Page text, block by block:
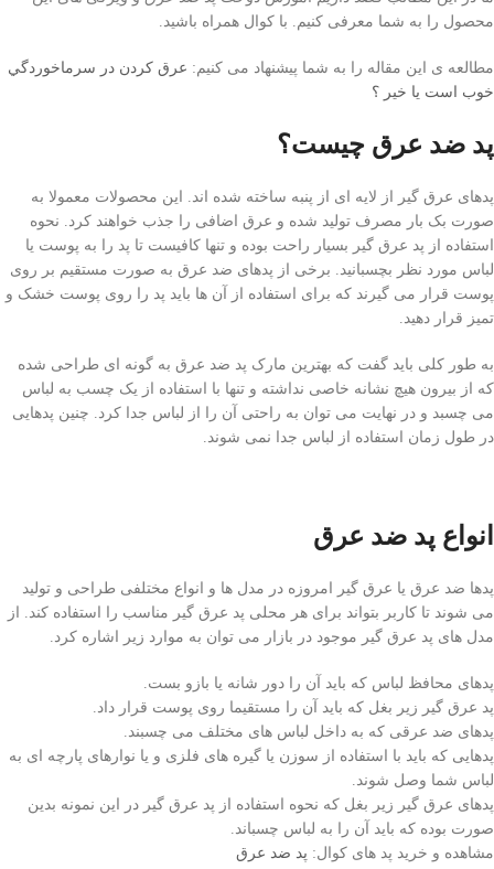
محصول را به شما معرفی کنیم. با کوال همراه باشید.
مطالعه ی این مقاله را به شما پیشنهاد می کنیم: عرق كردن در سرماخوردگي
خوب است یا خیر ؟
پد ضد عرق چیست؟
پدهای عرق گیر از لایه ای از پنبه ساخته شده اند. این محصولات معمولا به
صورت بک بار مصرف تولید شده و عرق اضافی را جذب خواهند کرد. نحوه
استفاده از پد عرق گیر بسیار راحت بوده و تنها کافیست تا پد را به پوست یا
لباس مورد نظر بچسبانید. برخی از پدهای ضد عرق به صورت مستقیم بر روی
پوست قرار می گیرند که برای استفاده از آن ها باید پد را روی پوست خشک و
تمیز قرار دهید.
به طور کلی باید گفت که بهترین مارک پد ضد عرق به گونه ای طراحی شده
که از بیرون هیچ نشانه خاصی نداشته و تنها با استفاده از یک چسب به لباس
می چسبد و در نهایت می توان به راحتی آن را از لباس جدا کرد. چنین پدهایی
در طول زمان استفاده از لباس جدا نمی شوند.
انواع پد ضد عرق
پدها ضد عرق یا عرق گیر امروزه در مدل ها و انواع مختلفی طراحی و تولید
می شوند تا کاربر بتواند برای هر محلی پد عرق گیر مناسب را استفاده کند. از
مدل های پد عرق گیر موجود در بازار می توان به موارد زیر اشاره کرد.
پدهای محافظ لباس که باید آن را دور شانه یا بازو بست.
پد عرق گیر زیر بغل که باید آن را مستقیما روی پوست قرار داد.
پدهای ضد عرقی که به داخل لباس های مختلف می چسبند.
پدهایی که باید با استفاده از سوزن یا گیره های فلزی و یا نوارهای پارچه ای به
لباس شما وصل شوند.
پدهای عرق گیر زیر بغل که نحوه استفاده از پد عرق گیر در این نمونه بدین
صورت بوده که باید آن را به لباس چسباند.
مشاهده و خرید پد های کوال: پد ضد عرق